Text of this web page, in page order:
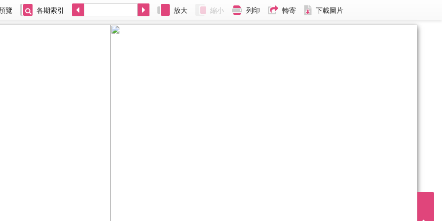
覽 各期索引 放大 縮小 列印 轉寄 下載圖片